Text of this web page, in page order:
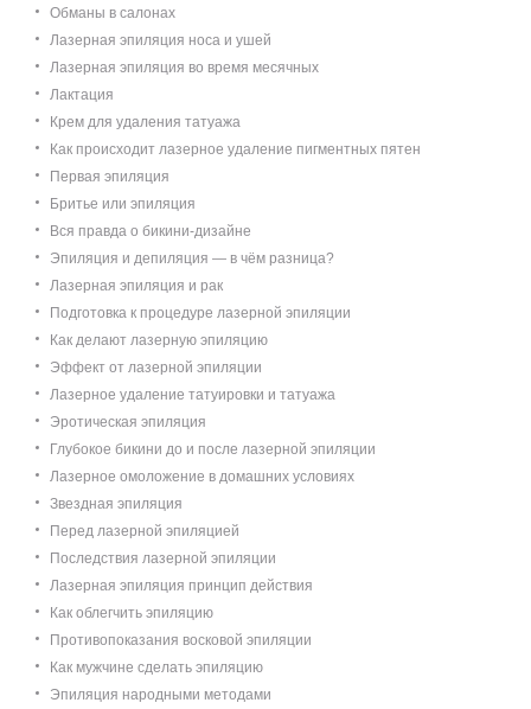
Обманы в салонах
Лазерная эпиляция носа и ушей
Лазерная эпиляция во время месячных
Лактация
Крем для удаления татуажа
Как происходит лазерное удаление пигментных пятен
Первая эпиляция
Бритье или эпиляция
Вся правда о бикини-дизайне
Эпиляция и депиляция — в чём разница?
Лазерная эпиляция и рак
Подготовка к процедуре лазерной эпиляции
Как делают лазерную эпиляцию
Эффект от лазерной эпиляции
Лазерное удаление татуировки и татуажа
Эротическая эпиляция
Глубокое бикини до и после лазерной эпиляции
Лазерное омоложение в домашних условиях
Звездная эпиляция
Перед лазерной эпиляцией
Последствия лазерной эпиляции
Лазерная эпиляция принцип действия
Как облегчить эпиляцию
Противопоказания восковой эпиляции
Как мужчине сделать эпиляцию
Эпиляция народными методами